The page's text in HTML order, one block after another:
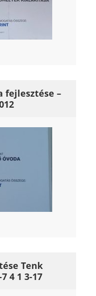
fejlesztése –
Tenk
4 1 3-17